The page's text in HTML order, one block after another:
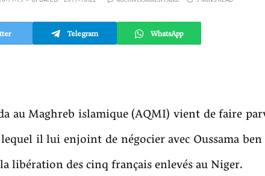
Telegram WhatsApp
au Maghreb islamique (AQMI) vient de faire
il lui enjoint de négocier avec Oussama
libération des cinq français enlevés au Niger.